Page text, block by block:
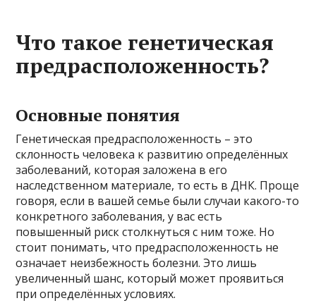
Что такое генетическая
предрасположенность?
Основные понятия
Генетическая предрасположенность – это
склонность человека к развитию определённых
заболеваний, которая заложена в его
наследственном материале, то есть в ДНК. Проще
говоря, если в вашей семье были случаи какого-то
конкретного заболевания, у вас есть
повышенный риск столкнуться с ним тоже. Но
стоит понимать, что предрасположенность не
означает неизбежность болезни. Это лишь
увеличенный шанс, который может проявиться
при определённых условиях.